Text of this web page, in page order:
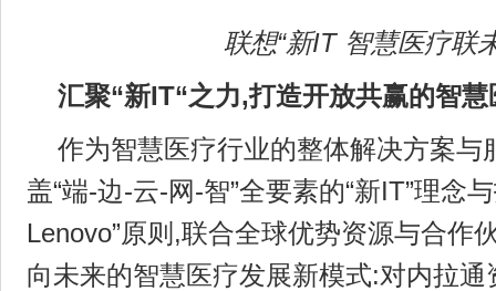
联想“新IT 智慧医疗联
汇聚“新IT“之力,打造开放共赢的智
作为智慧医疗行业的整体解决方案与
盖“端-边-云-网-智”全要素的“新IT”理念
Lenovo”原则,联合全球优势资源与合作
向未来的智慧医疗发展新模式:对内拉